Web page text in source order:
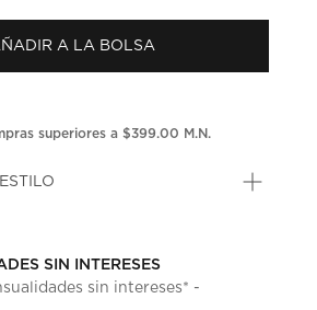
puntuación.
en
la
A LA BOLSA
superiores a $399.00 M.N.
SIN INTERESES
sin intereses* -